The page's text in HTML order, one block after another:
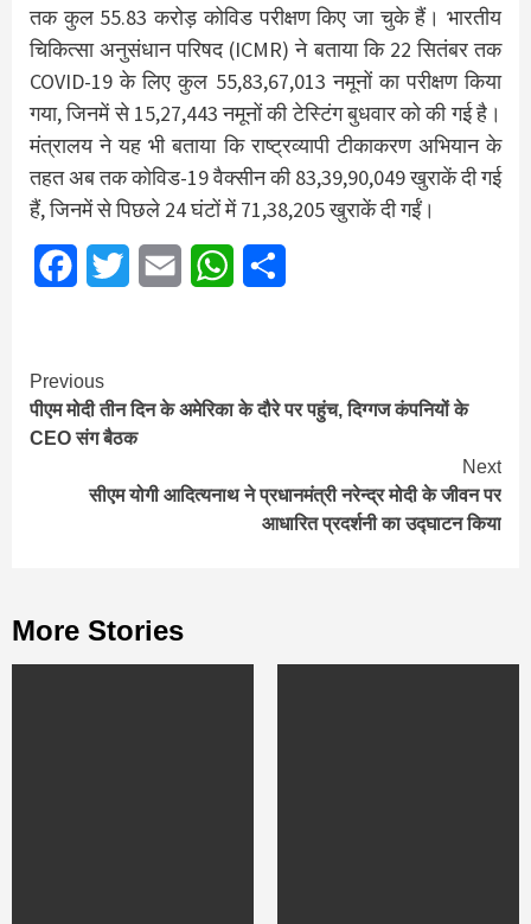
तक कुल 55.83 करोड़ कोविड परीक्षण किए जा चुके हैं। भारतीय
चिकित्सा अनुसंधान परिषद (ICMR) ने बताया कि 22 सितंबर तक
COVID-19 के लिए कुल 55,83,67,013 नमूनों का परीक्षण किया
गया, जिनमें से 15,27,443 नमूनों की टेस्टिंग बुधवार को की गई है।
मंत्रालय ने यह भी बताया कि राष्ट्रव्यापी टीकाकरण अभियान के
तहत अब तक कोविड-19 वैक्सीन की 83,39,90,049 खुराकें दी गई
हैं, जिनमें से पिछले 24 घंटों में 71,38,205 खुराकें दी गईं।
FacebookTwitter Email WhatsApp
Continue
Reading
Previous
पीएम मोदी तीन दिन के अमेरिका के दौरे पर पहुंच, दिग्गज कंपनियों के
CEO संग बैठक
Next
सीएम योगी आदित्यनाथ ने प्रधानमंत्री नरेन्द्र मोदी के जीवन पर
आधारित प्रदर्शनी का उद्घाटन किया
More Stories